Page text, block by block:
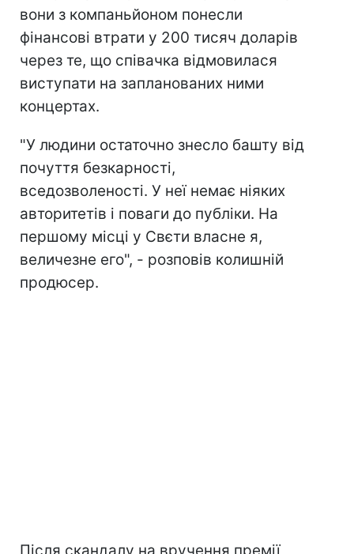
вони з компаньйоном понесли
фінансові втрати у 200 тисяч доларів
через те, що співачка відмовилася
виступати на запланованих ними
концертах.
"У людини остаточно знесло башту від
почуття безкарності,
вседозволеності. У неї немає ніяких
авторитетів і поваги до публіки. На
першому місці у Свєти власне я,
величезне его", - розповів колишній
продюсер.